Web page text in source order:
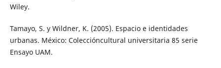
Wiley.
Tamayo, S. y Wildner, K. (2005). Espacio e identidades
urbanas. México: Coleccióncultural universitaria 85 serie
Ensayo UAM.